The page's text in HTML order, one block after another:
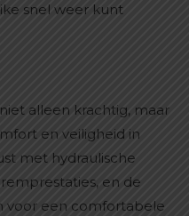
snel weer kunt
alleen krachtig, maar
en veiligheid in
met hydraulische
en de
voor een comfortabele